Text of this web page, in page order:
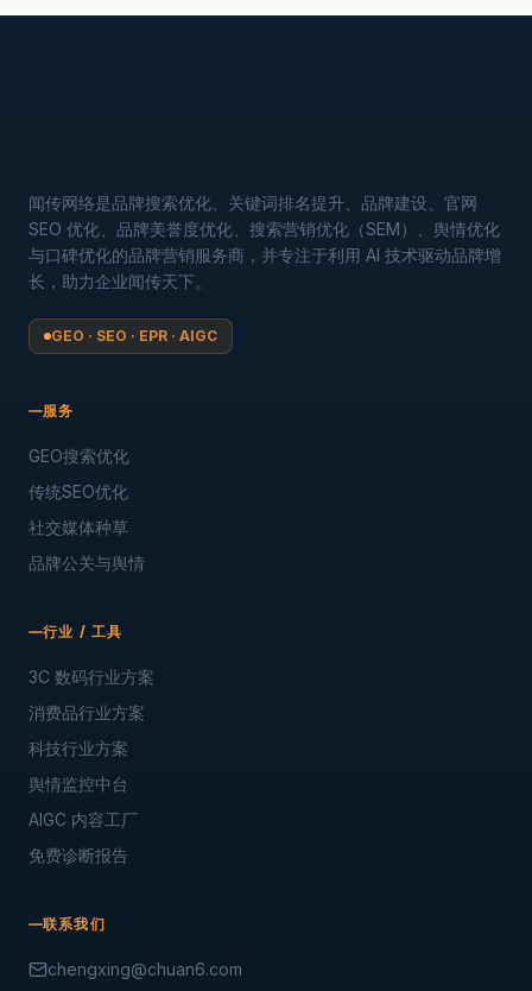
闻传网络是品牌搜索优化、关键词排名提升、品牌建设、官网
SEO 优化、品牌美誉度优化、搜索营销优化（SEM）、舆情优化
与口碑优化的品牌营销服务商，并专注于利用 AI 技术驱动品牌增
长，助力企业闻传天下。
GEO · SEO · EPR · AIGC
服务
GEO搜索优化
传统SEO优化
社交媒体种草
品牌公关与舆情
行业 / 工具
3C 数码行业方案
消费品行业方案
科技行业方案
舆情监控中台
AIGC 内容工厂
免费诊断报告
联系我们
chengxing@chuan6.com